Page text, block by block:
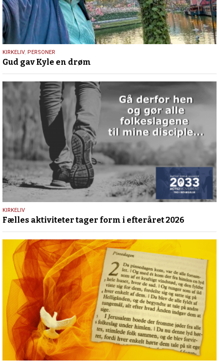
9.
juli
2026
KIRKELIV, PERSONER
Gud gav Kyle en drøm
25.
maj
2026
KIRKELIV
Fælles aktiviteter tager form i efteråret 2026